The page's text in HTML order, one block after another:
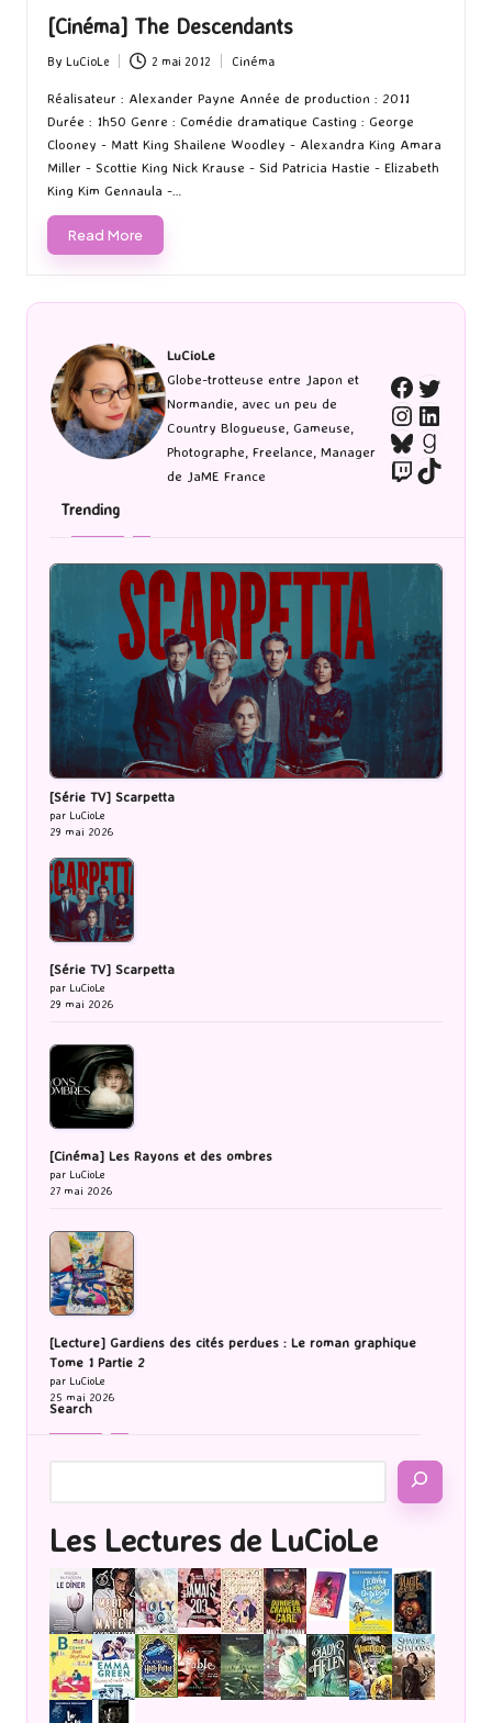
[Cinéma] The Descendants
Posted
by
By LuCioLe 2 mai 2012
Posted
Cinéma
Réalisateur : Alexander Payne Année de production : 2011
Durée : 1h50 Genre : Comédie dramatique Casting : George
Clooney - Matt King Shailene Woodley - Alexandra King Amara
Miller - Scottie King Nick Krause - Sid Patricia Hastie - Elizabeth
King Kim Gennaula -…
Read More
LuCioLe
Globe-trotteuse entre Japon et
Normandie, avec un peu de
Country Blogueuse, Gameuse,
Photographe, Freelance, Manager
de JaME France
Bluesky
TwitchTikTok
Trending
[Série TV] Scarpetta
par LuCioLe
29 mai 2026
[Série TV] Scarpetta
par LuCioLe
29 mai 2026
[Cinéma] Les Rayons et des ombres
par LuCioLe
27 mai 2026
[Lecture] Gardiens des cités perdues : Le roman graphique
Tome 1 Partie 2
par LuCioLe
25 mai 2026
Search
Les Lectures de LuCioLe